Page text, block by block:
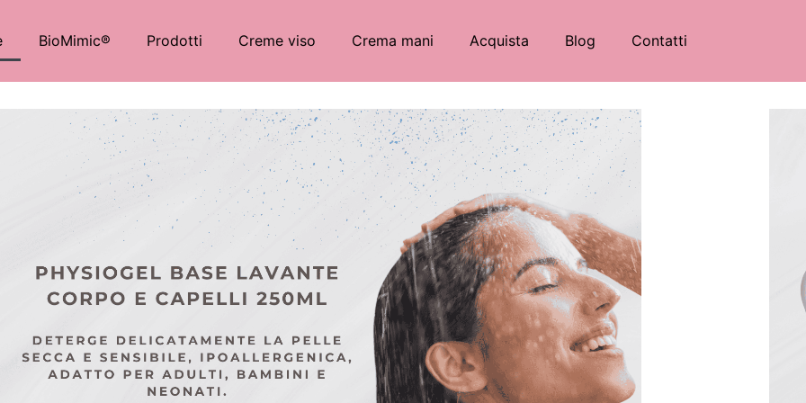
BioMimic® Prodotti Creme viso Crema mani Acquista Blog Contatti